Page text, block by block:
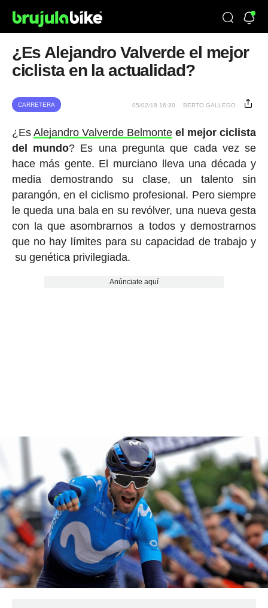
¿Es Alejandro Valverde el mejor
ciclista en la actualidad?
CARRETERA 05/02/18 16:30 BERTO GALLEGO
¿Es Alejandro Valverde Belmonte el mejor ciclista
del mundo? Es una pregunta que cada vez se
hace más gente. El murciano lleva una década y
media demostrando su clase, un talento sin
parangón, en el ciclismo profesional. Pero siempre
le queda una bala en su revólver, una nueva gesta
con la que asombrarnos a todos y demostrarnos
que no hay límites para su capacidad de trabajo y
su genética privilegiada.
Anúnciate aquí